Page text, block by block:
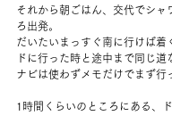
それから朝ごはん、交代でシャ
ろ出発。
だいたいまっすぐ南に行けば着
ドに行った時と途中まで同じ道
ナビは使わずメモだけでまず行
1時間くらいのところにある、